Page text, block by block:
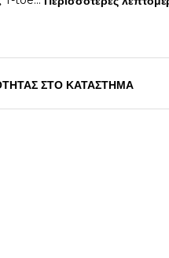
ΣΤΟ ΚΑΤΑΣΤΗΜΑ